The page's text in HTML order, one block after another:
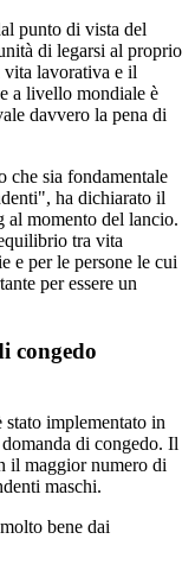
punto di vista del
di legarsi al proprio
lavorativa e il
a livello mondiale è
davvero la pena di
che sia fondamentale
ha dichiarato il
al momento del lancio.
tra vita
e per le persone le cui
per essere un
congedo
implementato in
di congedo. Il
il maggior numero di
maschi.
bene dai